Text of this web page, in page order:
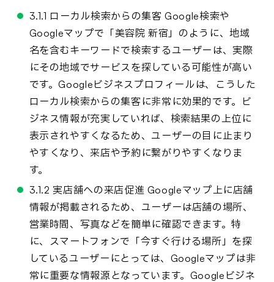
3.1.1 ローカル検索からの集客 Google検索や
Googleマップで「美容院 新宿」のように、地域
名を含むキーワードで検索するユーザーは、実際
にその地域でサービスを探している可能性が高い
です。Googleビジネスプロフィールは、こうした
ローカル検索からの集客に非常に効果的です。ビ
ジネス情報が充実していれば、検索結果の上位に
表示されやすくなるため、ユーザーの目に止まり
やすくなり、来店や予約に繋がりやすくなりま
す。
3.1.2 実店舗への来店促進 Googleマップ上に店舗
情報が掲載されるため、ユーザーは店舗の場所、
営業時間、写真などを簡単に確認できます。特
に、スマートフォンで「今すぐ行ける場所」を探
しているユーザーにとっては、Googleマップは非
常に重要な情報源となっています。Googleビジネ